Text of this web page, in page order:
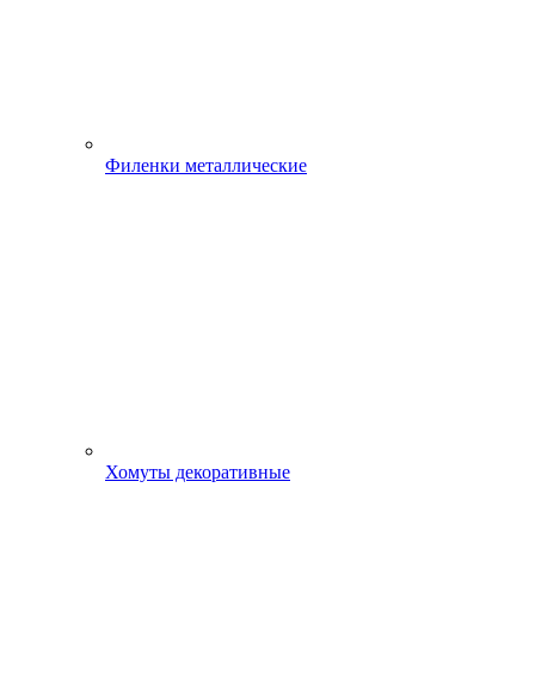
Филенки металлические
Хомуты декоративные